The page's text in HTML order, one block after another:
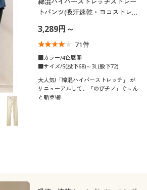
トパンツ(吸汗速乾・ヨコストレッ
3,289円～
71件
■カラー/4色展開
■サイズ/S(股下68)～3L(股下72)
大人気!「綿混ハイパーストレッチ」 が
リニューアルして、「のびチノ」ぐ～ん
と新登場!